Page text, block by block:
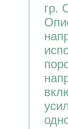
гр.